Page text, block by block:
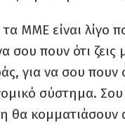
τα ΜΜΕ είναι λίγο
σου πουν ότι
για να σου πουν
σύστημα. Σου
θα